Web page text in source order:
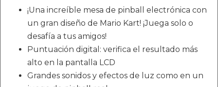
¡Una increíble mesa de pinball electrónica con
un gran diseño de Mario Kart! ¡Juega solo o
desafía a tus amigos!
Puntuación digital: verifica el resultado más
alto en la pantalla LCD
Grandes sonidos y efectos de luz como en un